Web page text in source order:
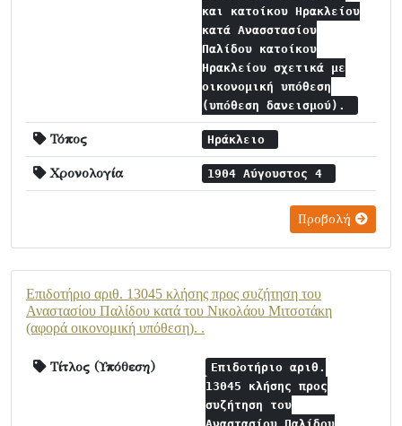
και κατοίκου Ηρακλείου
κατά Ανασστασίου
Παλίδου κατοίκου
Ηρακλείου σχετικά με
οικονομική υπόθεση
(υπόθεση δανεισμού).
Τόπος Ηράκλειο
Χρονολογία 1904 Αύγουστος 4
Προβολή
Επιδοτήριο αριθ. 13045 κλήσης προς συζήτηση του
Αναστασίου Παλίδου κατά του Νικολάου Μιτσοτάκη
(αφορά οικονομική υπόθεση). .
Τίτλος (Υπόθεση)
Επιδοτήριο αριθ.
13045 κλήσης προς
συζήτηση του